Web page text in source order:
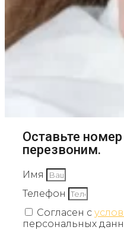
Оставьте
перезвоним.
Имя
Телефон
Согласен с
персональных